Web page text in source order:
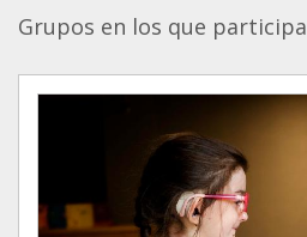
Grupos en los que participa